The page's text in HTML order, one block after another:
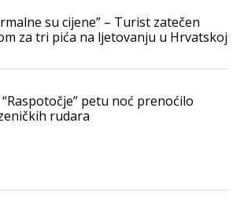
su cijene” – Turist zatečen
za tri pića na ljetovanju u Hrvatskoj
petu noć prenoćilo
rudara